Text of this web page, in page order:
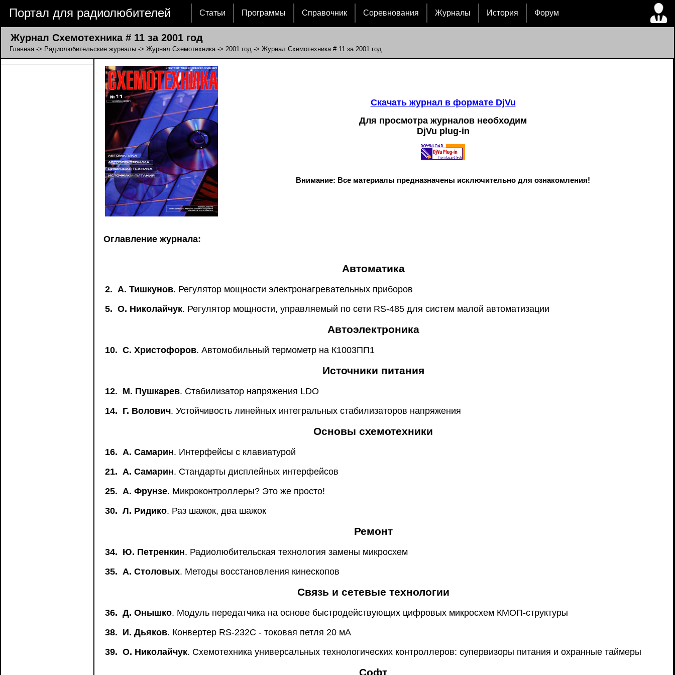
Портал для радиолюбителей Статьи Программы Справочник Соревнования Журналы История Форум
Журнал Схемотехника # 11 за 2001 год
Главная -> Радиолюбительские журналы -> Журнал Схемотехника-> 2001 год -> Журнал Схемотехника # 11 за 2001 год
Cкачать журнал в формате DjVu
Для просмотра журналов необходим
DjVu plug-in
Внимание: Все материалы предназначены исключительно для ознакомления!
Оглавление журнала:
Автоматика
2. А. Тишкунов. Регулятор мощности электронагревательных приборов
5. О. Николайчук. Регулятор мощности, управляемый по сети RS-485 для систем малой автоматизации
Автоэлектроника
10. С. Христофоров. Автомобильный термометр на К1003ПП1
Источники питания
12. М. Пушкарев. Стабилизатор напряжения LDO
14. Г. Волович. Устойчивость линейных интегральных стабилизаторов напряжения
Основы схемотехники
16. А. Самарин. Интерфейсы с клавиатурой
21. А. Самарин. Стандарты дисплейных интерфейсов
25. А. Фрунзе. Микроконтроллеры? Это же просто!
30. Л. Ридико. Раз шажок, два шажок
Ремонт
34. Ю. Петренкин. Радиолюбительская технология замены микросхем
35. А. Столовых. Методы восстановления кинескопов
Связь и сетевые технологии
36. Д. Онышко. Модуль передатчика на основе быстродействующих цифровых микросхем КМОП-структуры
38. И. Дьяков. Конвертер RS-232C - токовая петля 20 мА
39. О. Николайчук. Схемотехника универсальных технологических контроллеров: супервизоры питания и охранные таймеры
Софт